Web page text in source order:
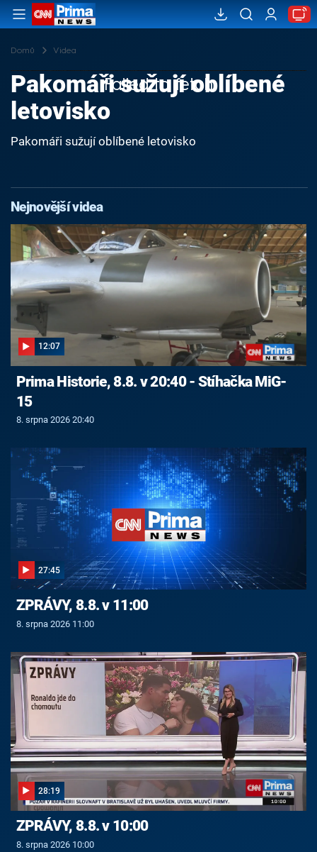
Domů Videa
Failed to fetch
Pakomáři sužují oblíbené
letovisko
Pakomáři sužují oblíbené letovisko
Nejnovější videa
12:07
Prima Historie, 8.8. v 20:40 - Stíhačka MiG-
15
8. srpna 2026 20:40
27:45
ZPRÁVY, 8.8. v 11:00
8. srpna 2026 11:00
28:19
ZPRÁVY, 8.8. v 10:00
8. srpna 2026 10:00